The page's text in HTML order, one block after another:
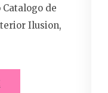
Catalogo de
Ilusion,